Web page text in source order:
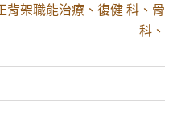
背架職能治療、復健 科、骨
科、